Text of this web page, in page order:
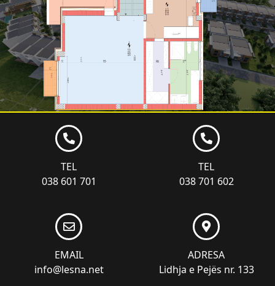
TEL
038 601 701
TEL
038 701 602
EMAIL
info@lesna.net
ADRESA
Lidhja e Pejës nr. 133